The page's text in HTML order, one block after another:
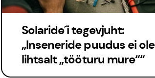
Solaride´i tegevjuht:
„Inseneride puudus ei ole
lihtsalt „tööturu mure““